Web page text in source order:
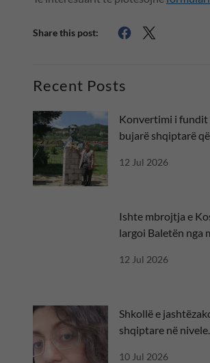
Share this post:
Recent Posts
Konvertimi i fundit
bujarë shqiptarë
12 Jul 2026
Ishte mbrojtja e
largoi Baletën nga
12 Jul 2026
Shkollë e
shqiptare në nivele
10 Jul 2026